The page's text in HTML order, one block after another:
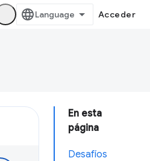
Acceder
En esta
página
Desafíos